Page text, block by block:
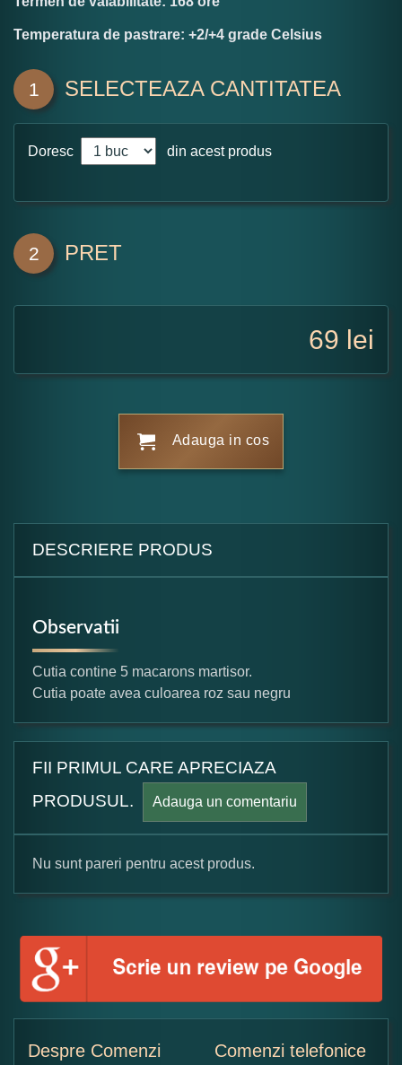
Temperatura de pastrare: +2/+4 grade Celsius
1 SELECTEAZA CANTITATEA
Doresc din acest produs
2 PRET
69 lei
Adauga in cos
DESCRIERE PRODUS
Observatii
Cutia contine 5 macarons martisor.
Cutia poate avea culoarea roz sau negru
FII PRIMUL CARE APRECIAZA
PRODUSUL.
Adauga un comentariu
Formular pareri client
Numele dumneavoastra:
Nu sunt pareri pentru acest produs.
Despre Comenzi Comenzi telefonice